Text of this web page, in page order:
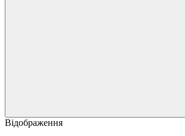
Відображення